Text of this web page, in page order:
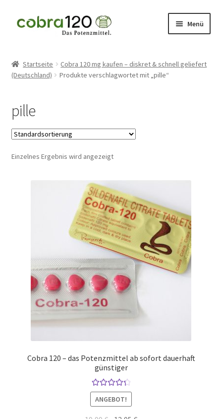
Zur
Navigation
Zum
Inhalt
Menü
Cobra 120 mg
Kamagra Oral Jelly
Angebote
Sildenafil ohne Rezept
Startseite
Cobra 120 mg kaufen – diskret & schnell geliefert
(Deutschland)
Produkte verschlagwortet mit „pille“
pille
Einzelnes Ergebnis wird angezeigt
Cobra 120 – das Potenzmittel ab sofort dauerhaft
günstiger
Bewertet
mit4.46
ANGEBOT!